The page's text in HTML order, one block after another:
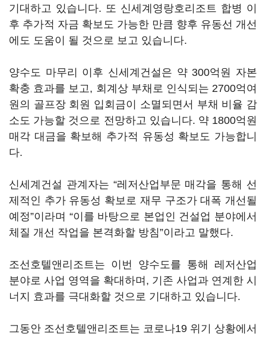
기대하고 있습니다. 또 신세계영랑호리조트 합병 이
후 추가적 자금 확보도 가능한 만큼 향후 유동선 개선
에도 도움이 될 것으로 보고 있습니다.
양수도 마무리 이후 신세계건설은 약 300억원 자본
확충 효과를 보고, 회계상 부채로 인식되는 2700억여
원의 골프장 회원 입회금이 소멸되면서 부채 비율 감
소도 가능할 것으로 전망하고 있습니다. 약 1800억원
매각 대금을 확보해 추가적 유동성 확보도 가능합니
다.
신세계건설 관계자는 “레저산업부문 매각을 통해 선
제적인 추가 유동성 확보로 재무 구조가 대폭 개선될
예정”이라며 “이를 바탕으로 본업인 건설업 분야에서
체질 개선 작업을 본격화할 방침”이라고 말했다.
조선호텔앤리조트는 이번 양수도를 통해 레저산업
분야로 사업 영역을 확대하며, 기존 사업과 연계한 시
너지 효과를 극대화할 것으로 기대하고 있습니다.
그동안 조선호텔앤리조트는 코로나19 위기 상황에서